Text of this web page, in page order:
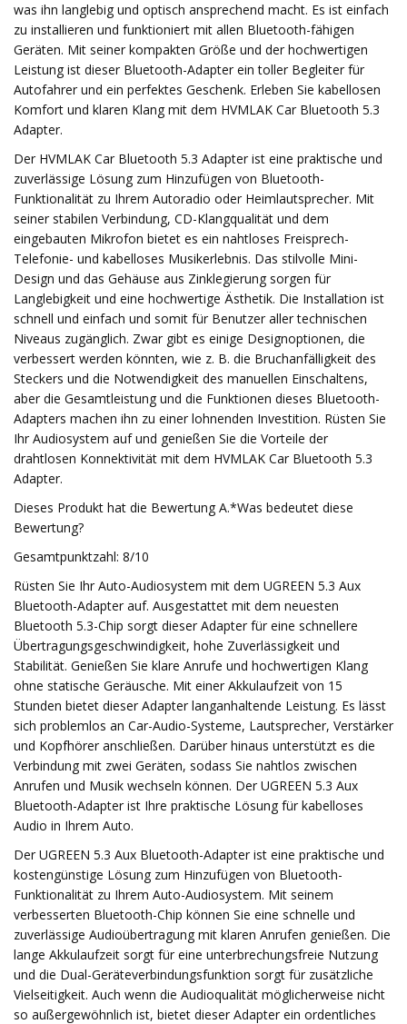
was ihn langlebig und optisch ansprechend macht. Es ist einfach
zu installieren und funktioniert mit allen Bluetooth-fähigen
Geräten. Mit seiner kompakten Größe und der hochwertigen
Leistung ist dieser Bluetooth-Adapter ein toller Begleiter für
Autofahrer und ein perfektes Geschenk. Erleben Sie kabellosen
Komfort und klaren Klang mit dem HVMLAK Car Bluetooth 5.3
Adapter.
Der HVMLAK Car Bluetooth 5.3 Adapter ist eine praktische und
zuverlässige Lösung zum Hinzufügen von Bluetooth-
Funktionalität zu Ihrem Autoradio oder Heimlautsprecher. Mit
seiner stabilen Verbindung, CD-Klangqualität und dem
eingebauten Mikrofon bietet es ein nahtloses Freisprech-
Telefonie- und kabelloses Musikerlebnis. Das stilvolle Mini-
Design und das Gehäuse aus Zinklegierung sorgen für
Langlebigkeit und eine hochwertige Ästhetik. Die Installation ist
schnell und einfach und somit für Benutzer aller technischen
Niveaus zugänglich. Zwar gibt es einige Designoptionen, die
verbessert werden könnten, wie z. B. die Bruchanfälligkeit des
Steckers und die Notwendigkeit des manuellen Einschaltens,
aber die Gesamtleistung und die Funktionen dieses Bluetooth-
Adapters machen ihn zu einer lohnenden Investition. Rüsten Sie
Ihr Audiosystem auf und genießen Sie die Vorteile der
drahtlosen Konnektivität mit dem HVMLAK Car Bluetooth 5.3
Adapter.
Dieses Produkt hat die Bewertung A.*Was bedeutet diese
Bewertung?
Gesamtpunktzahl: 8/10
Rüsten Sie Ihr Auto-Audiosystem mit dem UGREEN 5.3 Aux
Bluetooth-Adapter auf. Ausgestattet mit dem neuesten
Bluetooth 5.3-Chip sorgt dieser Adapter für eine schnellere
Übertragungsgeschwindigkeit, hohe Zuverlässigkeit und
Stabilität. Genießen Sie klare Anrufe und hochwertigen Klang
ohne statische Geräusche. Mit einer Akkulaufzeit von 15
Stunden bietet dieser Adapter langanhaltende Leistung. Es lässt
sich problemlos an Car-Audio-Systeme, Lautsprecher, Verstärker
und Kopfhörer anschließen. Darüber hinaus unterstützt es die
Verbindung mit zwei Geräten, sodass Sie nahtlos zwischen
Anrufen und Musik wechseln können. Der UGREEN 5.3 Aux
Bluetooth-Adapter ist Ihre praktische Lösung für kabelloses
Audio in Ihrem Auto.
Der UGREEN 5.3 Aux Bluetooth-Adapter ist eine praktische und
kostengünstige Lösung zum Hinzufügen von Bluetooth-
Funktionalität zu Ihrem Auto-Audiosystem. Mit seinem
verbesserten Bluetooth-Chip können Sie eine schnelle und
zuverlässige Audioübertragung mit klaren Anrufen genießen. Die
lange Akkulaufzeit sorgt für eine unterbrechungsfreie Nutzung
und die Dual-Geräteverbindungsfunktion sorgt für zusätzliche
Vielseitigkeit. Auch wenn die Audioqualität möglicherweise nicht
so außergewöhnlich ist, bietet dieser Adapter ein ordentliches